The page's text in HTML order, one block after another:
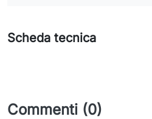
Scheda tecnica
Commenti (0)